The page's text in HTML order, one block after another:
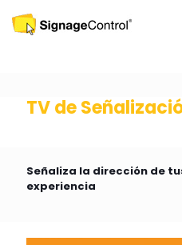
TV de
Señaliza la dirección de
experiencia